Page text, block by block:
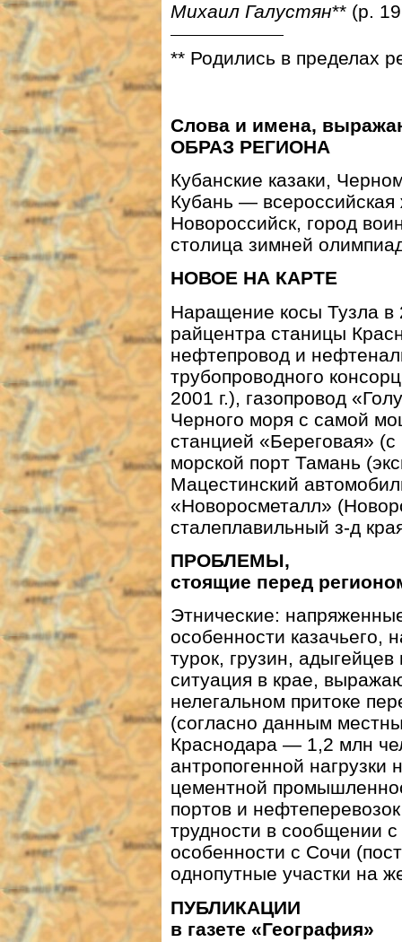
Михаил Галустян** (р.
** Родились в пределах
Слова и имена,
ОБРАЗ РЕГИОНА
Кубанские казаки,
Кубань — всероссийская
Новороссийск, город
столица зимней
НОВОЕ НА КАРТЕ
Наращение косы Тузла в
райцентра станицы
нефтепровод и
трубопроводного
2001 г.), газопровод
Черного моря с самой
станцией «Береговая»
морской порт Тамань
Мацестинский
«Новоросметалл»
сталеплавильный з-д
ПРОБЛЕМЫ,
стоящие перед
Этнические:
особенности казачьего,
турок, грузин,
ситуация в крае,
нелегальном притоке
(согласно данным
Краснодара — 1,2 млн
антропогенной нагрузки
цементной
портов и
трудности в сообщении
особенности с Сочи
однопутные участки на
ПУБЛИКАЦИИ
в газете «География»